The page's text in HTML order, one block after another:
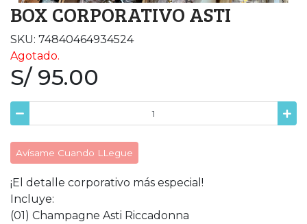
BOX CORPORATIVO ASTI
SKU: 74840464934524
Agotado.
S/ 95.00
Avísame Cuando LLegue
¡El detalle corporativo más especial!
Incluye:
(01) Champagne Asti Riccadonna